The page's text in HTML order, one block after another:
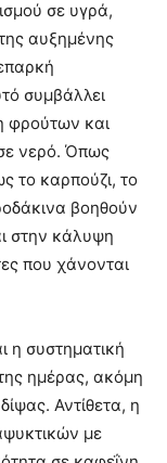
σε υγρά,
αυξημένης
συμβάλλει
φρούτων και
νερό. Όπως
το καρπούζι, το
βοηθούν
στην κάλυψη
που χάνονται
η συστηματική
ημέρας, ακόμη
Αντίθετα, η
με